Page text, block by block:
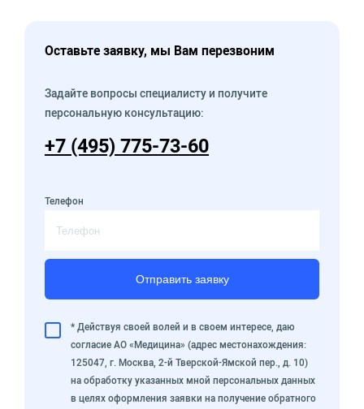
Оставьте заявку, мы Вам перезвоним
Задайте вопросы специалисту и получите
персональную консультацию:
+7 (495) 775-73-60
Телефон
Отправить заявку
* Действуя своей волей и в своем интересе, даю
согласие АО «Медицина» (адрес местонахождения:
125047, г. Москва, 2-й Тверской-Ямской пер., д. 10)
на обработку указанных мной персональных данных
в целях оформления заявки на получение обратного